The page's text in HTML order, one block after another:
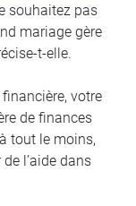
souhaitez pas
mariage gère
t-elle.
votre
de finances
tout le moins,
l’aide dans